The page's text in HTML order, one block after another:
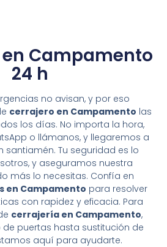
Campamento
24 h
no avisan, y por eso
cerrajero en Campamento las
los días. No importa la hora,
o llámanos, y llegaremos a
santiamén. Tu seguridad es lo
y aseguramos nuestra
más lo necesitas. Confía en
en Campamento para resolver
con rapidez y eficacia. Para
cerrajería en Campamento,
puertas hasta sustitución de
aquí para ayudarte.